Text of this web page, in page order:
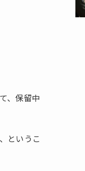
、保留中
というこ